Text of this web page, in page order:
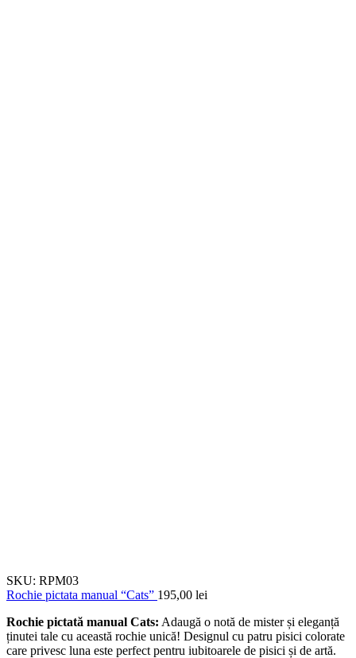
SKU: RPM03
Rochie pictata manual “Cats” 195,00 lei
Rochie pictată manual Cats: Adaugă o notă de mister și eleganță
ținutei tale cu această rochie unică! Designul cu patru pisici colorate
care privesc luna este perfect pentru iubitoarele de pisici și de artă.